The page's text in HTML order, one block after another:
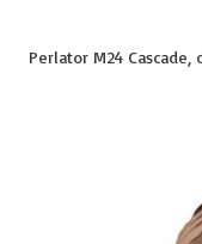
Perlator M24 Cascade,